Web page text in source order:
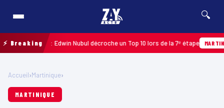
🔍
⚡ Breaking
2026 : Edwin Nubul décroche un Top 10 lors de la 7ᵉ étape MARTINIQUE
Accueil›Martinique›
MARTINIQUE